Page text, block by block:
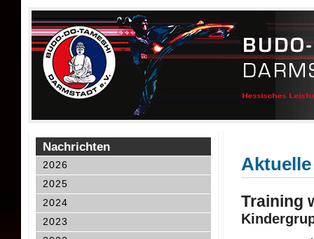
Nachrichten
2026
2025
2024
2023
Training